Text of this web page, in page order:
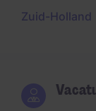
Zuid-Holland